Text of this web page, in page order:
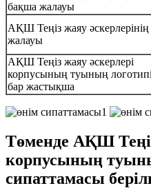
бақша жалауы
АҚШ Теңіз жаяу әскерлерінің
жалауы
АҚШ Теңіз жаяу әскерлері
корпусының туының логотипі
бар жастықша
Төменде АҚШ
корпусының
сипаттамасы